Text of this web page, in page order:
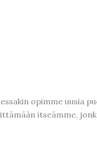
opimme uusia
itseämme,